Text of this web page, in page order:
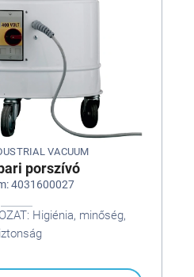
VACUUM
porszívó
4031600027
Higiénia, minőség,